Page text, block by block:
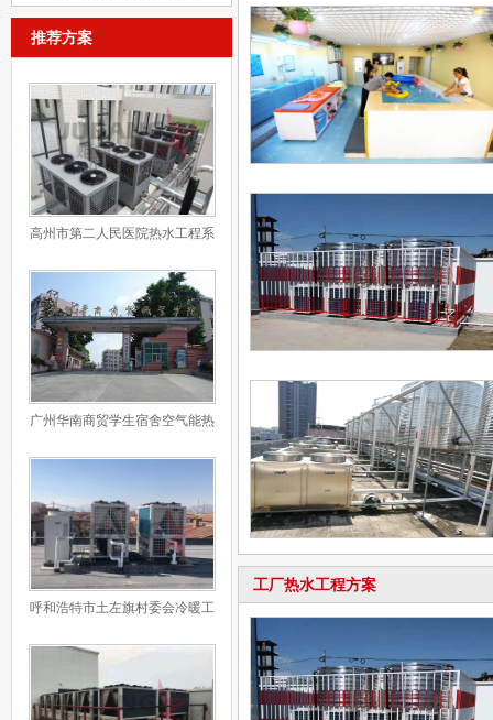
推荐方案
高州市第二人民医院热水工程系
广州华南商贸学生宿舍空气能热
呼和浩特市土左旗村委会冷暖工
工厂热水工程方案